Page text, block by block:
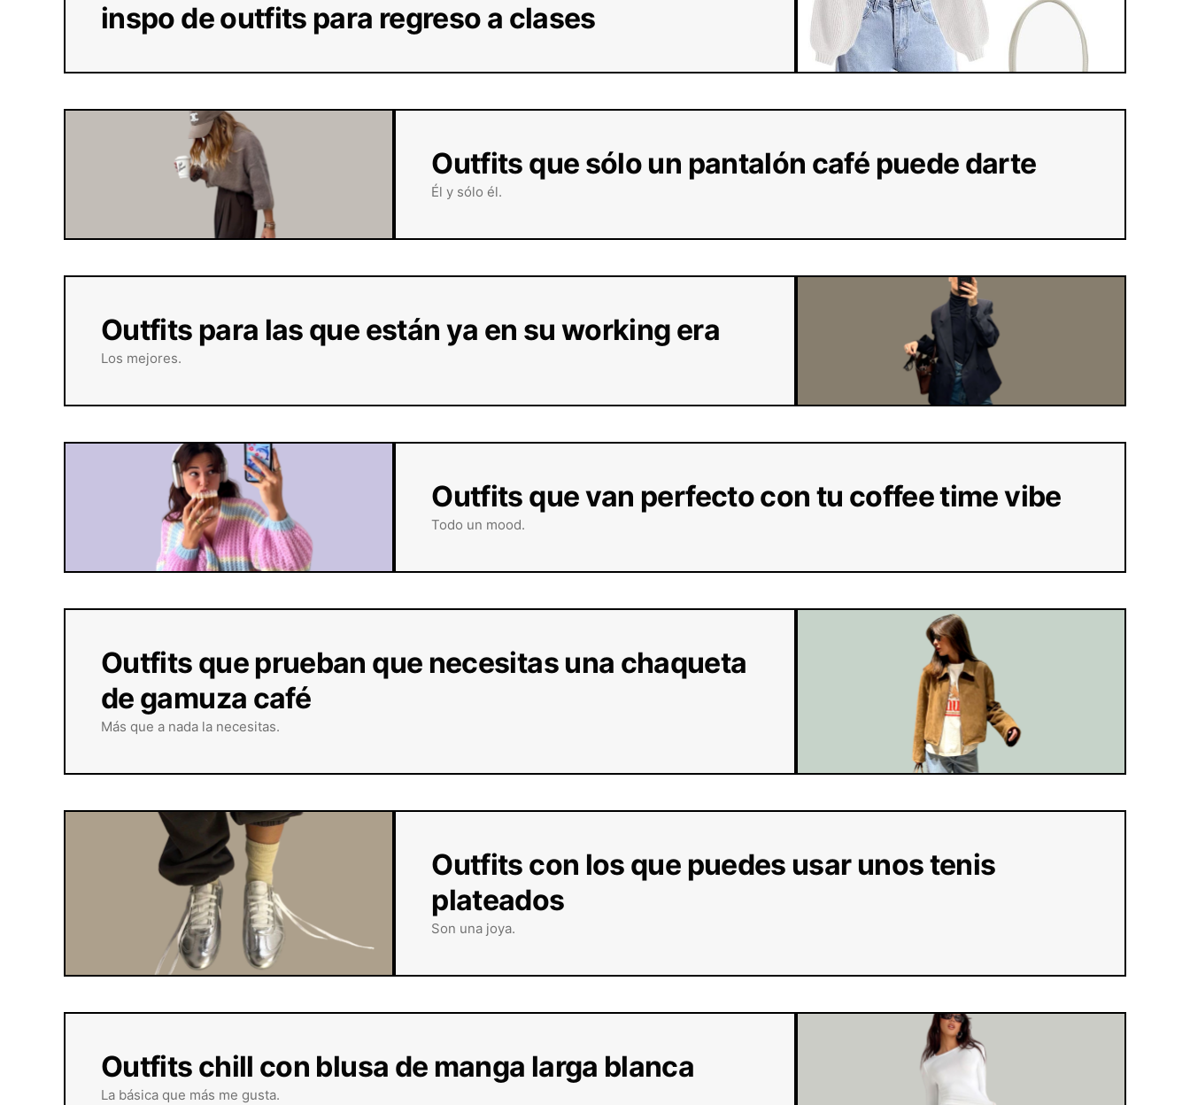
inspo de outfits para regreso a clases
Outfits que sólo un pantalón café puede darte
Él y sólo él.
Outfits para las que están ya en su working era
Los mejores.
Outfits que van perfecto con tu coffee time vibe
Todo un mood.
Outfits que prueban que necesitas una chaqueta
de gamuza café
Más que a nada la necesitas.
Outfits con los que puedes usar unos tenis
plateados
Son una joya.
Outfits chill con blusa de manga larga blanca
La básica que más me gusta.